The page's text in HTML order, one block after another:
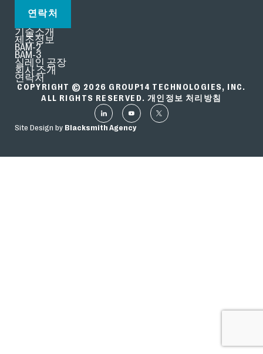
연락처
기술소개
제조정보
BAM-2
BAM-3
실레인 공장
회사 소개
연락처
COPYRIGHT © 2026 GROUP14 TECHNOLOGIES, INC.
ALL RIGHTS RESERVED. 개인정보 처리방침
Site Design by Blacksmith Agency